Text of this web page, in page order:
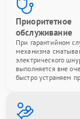
Приоритетное
обслуживание
При гарантийном
механизма
электрического
выполняется вне
быстро устраняем